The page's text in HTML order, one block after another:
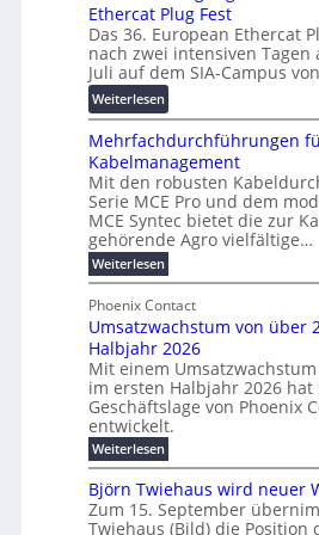
r
e
n
z
u
n
g
s
f
ö
r
d
e
r
u
n
g
b
r
a
u
c
h
t
m
e
r
T
7
w
i
r
d
z
u
m
E
n
e
r
g
u
f
ü
r
m
o
d
e
i
t
e
r
e
n
t
w
i
c
k
e
l
e
N
H
-
S
i
c
h
e
r
u
Ethercat Plug Fest
Das 36. European Ethercat
nach zwei intensiven Tagen
Juli auf dem SIA-Campus
Weiterlesen:
R
e
k
o
r
d
b
e
t
e
i
l
i
g
u
n
g
b
e
i
Mehrfachdurchführungen
Kabelmanagement
Mit den robusten
Serie MCE Pro und dem
MCE Syntec bietet die zur
gehörende Agro vielfältige…
Weiterlesen:
M
h
r
f
a
c
h
d
u
r
c
f
ü
h
Phoenix Contact
Umsatzwachstum von über
Halbjahr 2026
Mit einem
im ersten Halbjahr 2026 hat
Geschäftslage von Phoenix
entwickelt.
Weiterlesen:
U
m
s
a
t
Björn Twiehaus wird neuer
Zum 15. September
Twiehaus (Bild) die Position